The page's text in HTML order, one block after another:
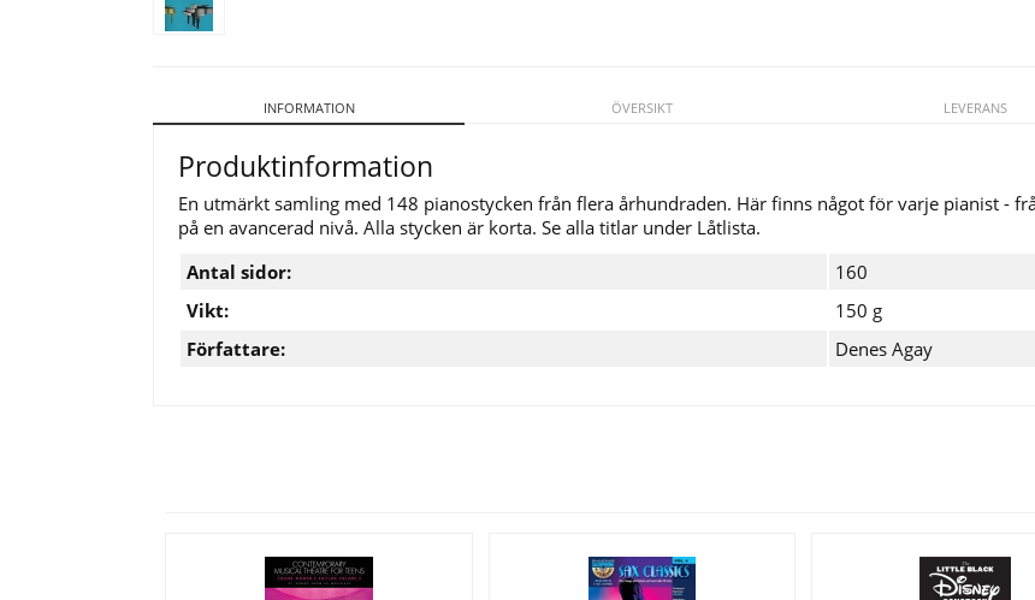
INFORMATION ÖVERSIKT LEVERANS
Produktinformation
En utmärkt samling med 148 pianostycken från flera århundraden. Här finns något för varje pianist -
på en avancerad nivå. Alla stycken är korta. Se alla titlar under Låtlista.
Antal sidor:
160
Vikt:
150 g
Författare:
Denes Agay